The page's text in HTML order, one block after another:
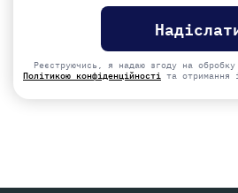
empty.
Реєструючись, я надаю згоду на
Політикою конфіденційності та отримання